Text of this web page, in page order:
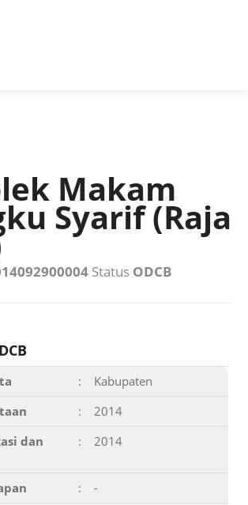
Makam
Syarif (Raja
Status ODCB
:
Kabupaten
:
2014
dan
: 2014
:
-